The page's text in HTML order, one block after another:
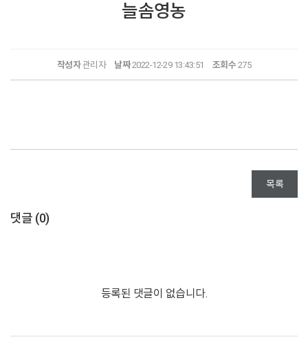
늘솜영농
작성자관리자 날짜2022-12-29 13:43:51 조회수 275
목록
댓글 (0)
등록된 댓글이 없습니다.